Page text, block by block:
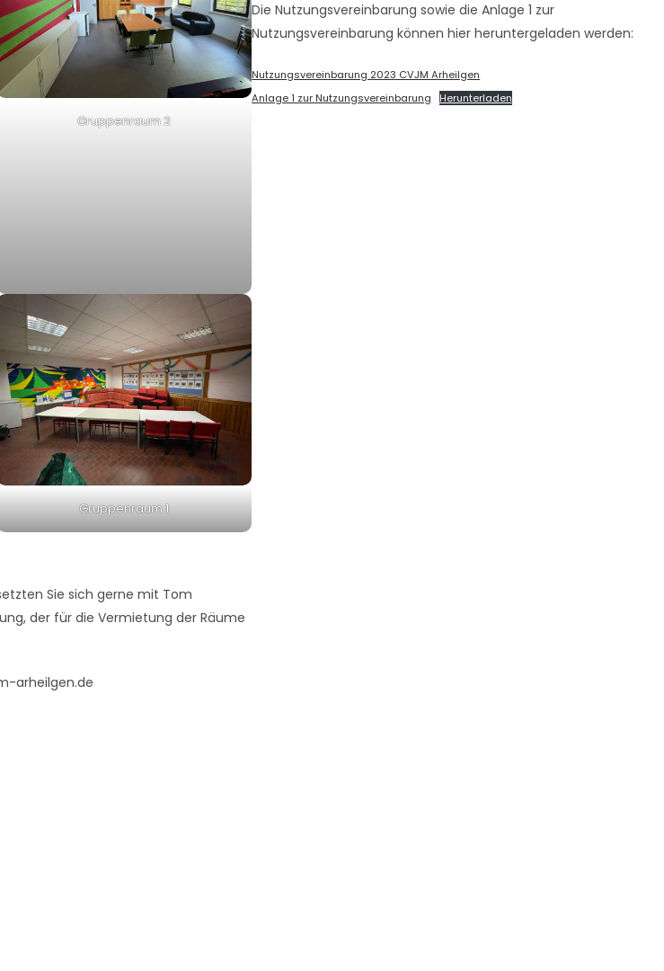
Gruppenraum 2
Gruppenraum 1
Sie sich gerne mit Tom
der für die Vermietung der Räume
arheilgen.de
Die Nutzungsvereinbarung sowie die Anlage 1 zur
Nutzungsvereinbarung können hier heruntergeladen werden:
Nutzungsvereinbarung 2023 CVJM Arheilgen
Anlage 1 zur Nutzungsvereinbarung
Herunterladen